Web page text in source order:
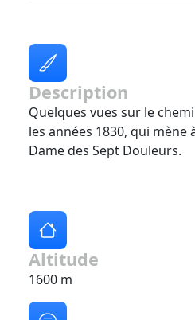
Description
Quelques vues sur le
les années 1830, qui mène
Dame des Sept Douleurs.
Altitude
1600 m